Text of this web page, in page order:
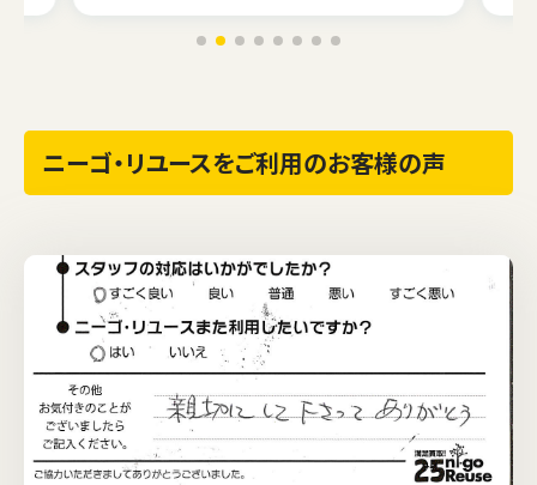
ニーゴ・リユースをご利用のお客様の声